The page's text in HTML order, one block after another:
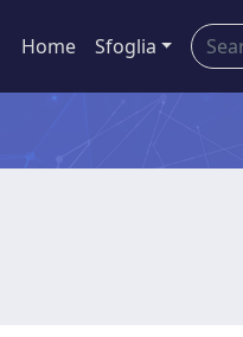
Home Sfoglia